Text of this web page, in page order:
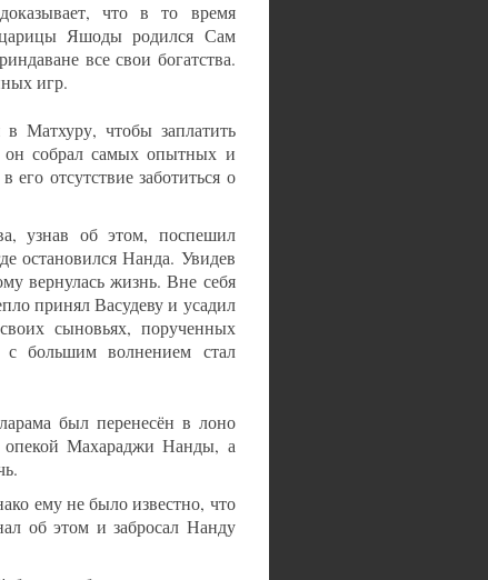
что в то время
Яшоды родился Сам
все свои богатства.
игр.
Матхуру, чтобы заплатить
он собрал самых опытных и
отсутствие заботиться о
узнав об этом, поспешил
остановился Нанда. Увидев
вернулась жизнь. Вне себя
принял Васудеву и усадил
сыновьях, порученных
большим волнением стал
был перенесён в лоно
опекой Махараджи Нанды, а
ему не было известно, что
об этом и забросал Нанду